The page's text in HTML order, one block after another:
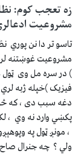
زه تعجب کوم:
مشروعیت
تاسو تر دا نن پوري
مشروعیت غوښتنه
) در سره مل وی ټول
فیزیک )خپله ژبه
دغه سبب دی ، که
پکښي وارد نه وي ،
، مونږ ټول په
ولي ؟ چه جنرال صاح